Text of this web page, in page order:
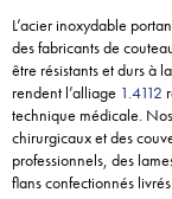
L’acier inoxydable
des fabricants de
être résistants et durs à
rendent l’alliage 1.4112
technique médicale.
chirurgicaux et des
professionnels, des
flans confectionnés